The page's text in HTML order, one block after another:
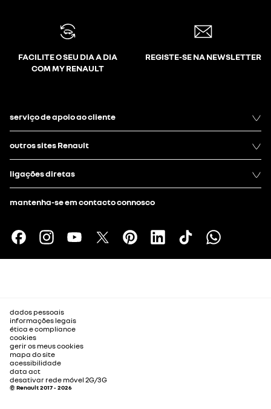
FACILITE O SEU DIA A DIA
COM MY RENAULT
REGISTE-SE NA NEWSLETTER
serviço de apoio ao cliente
outros sites Renault
ligações diretas
mantenha-se em contacto connosco
dados pessoais
informações legais
ética e compliance
cookies
gerir os meus cookies
mapa do site
acessibilidade
data act
desativar rede móvel 2G/3G
© Renault 2017 - 2026